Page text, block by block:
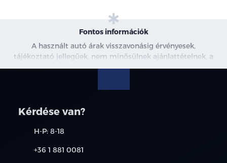
elektromos tükör
fedélzeti komputer
fűthető ülés
GPS (navigáció)
Fontos információk
A használt autó árak visszavonásig érvényesek,
tájékoztató jellegűek, nem minősülnek ajánlattételnek, a
képek csak illusztrációk. További információkért kérjen
Kérdése van?
H-P: 8-18
+36 1 881 0081